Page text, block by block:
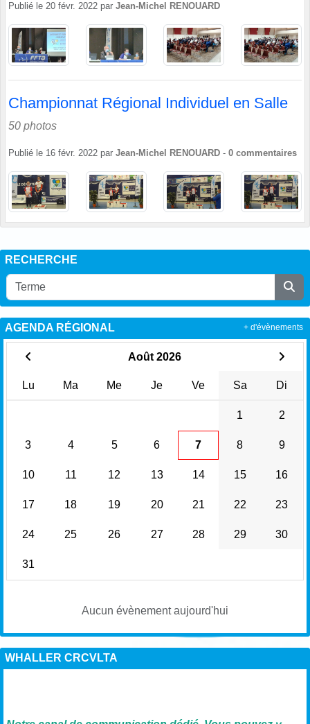
Publié le 20 févr. 2022 par Jean-Michel RENOUARD
Championnat Régional Individuel en Salle
50 photos
Publié le 16 févr. 2022 par Jean-Michel RENOUARD - 0 commentaires
RECHERCHE
AGENDA RÉGIONAL
Août 2026
Lu Ma Me Je Ve Sa Di
1 2
3 4 5 6 7 8 9
10 11 12 13 14 15 16
17 18 19 20 21 22 23
24 25 26 27 28 29 30
31
Aucun évènement aujourd'hui
+ d'évènements
WHALLER CRCVLTA